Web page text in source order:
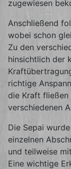
zugewiesen
Anschließend
wobei schon
Zu den
hinsichtlich der
richtige
die Kraft fließen
verschiedenen
Die Sepai
einzelnen
und teilweise
Eine wichtige